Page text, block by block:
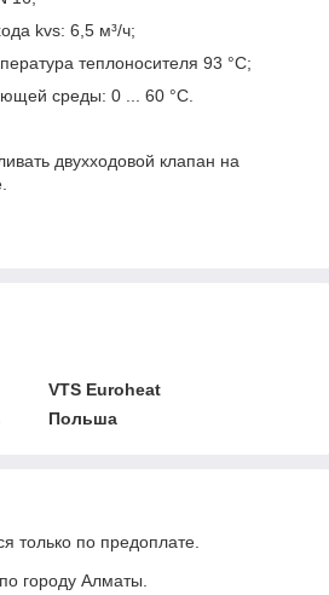
kvs: 6,5 м³/ч;
теплоносителя 93 °C;
среды: 0 ... 60 °C.
двухходовой клапан на
VTS Euroheat
Польша
только по предоплате.
городу Алматы.